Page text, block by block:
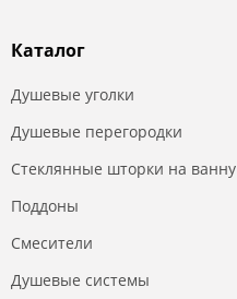
Каталог
Душевые уголки
Душевые перегородки
Стеклянные шторки на ванну
Поддоны
Смесители
Душевые системы